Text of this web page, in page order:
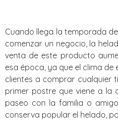
Cuando llega la temporada
comenzar un negocio, la
venta de este producto
esa época, ya que el clima
clientes a comprar cualquier
primer postre que viene a la
paseo con la familia o
conserva popular el helado,